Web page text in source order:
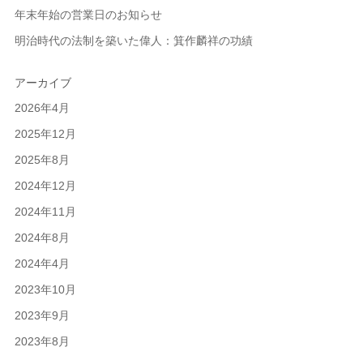
年末年始の営業日のお知らせ
明治時代の法制を築いた偉人：箕作麟祥の功績
アーカイブ
2026年4月
2025年12月
2025年8月
2024年12月
2024年11月
2024年8月
2024年4月
2023年10月
2023年9月
2023年8月